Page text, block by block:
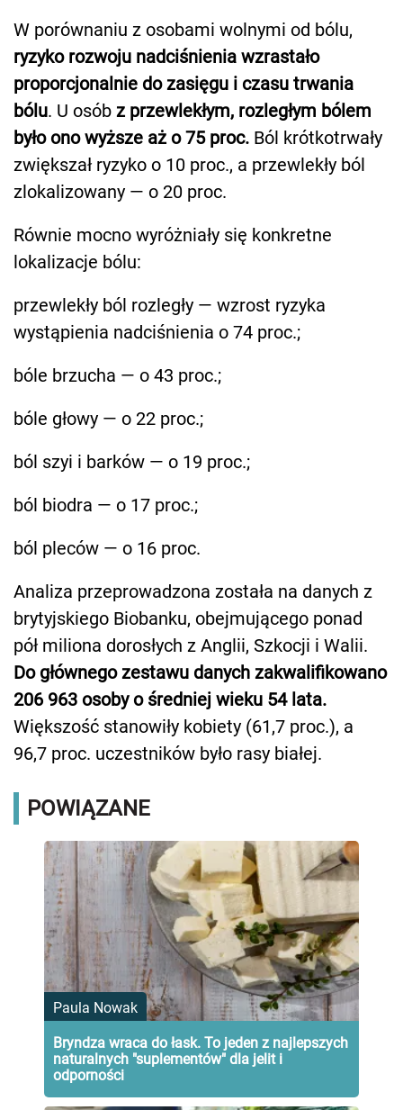
W porównaniu z osobami wolnymi od bólu,
ryzyko rozwoju nadciśnienia wzrastało
proporcjonalnie do zasięgu i czasu trwania
bólu. U osób z przewlekłym, rozległym bólem
było ono wyższe aż o 75 proc. Ból krótkotrwały
zwiększał ryzyko o 10 proc., a przewlekły ból
zlokalizowany — o 20 proc.
Równie mocno wyróżniały się konkretne
lokalizacje bólu:
przewlekły ból rozległy — wzrost ryzyka
wystąpienia nadciśnienia o 74 proc.;
bóle brzucha — o 43 proc.;
bóle głowy — o 22 proc.;
ból szyi i barków — o 19 proc.;
ból biodra — o 17 proc.;
ból pleców — o 16 proc.
Analiza przeprowadzona została na danych z
brytyjskiego Biobanku, obejmującego ponad
pół miliona dorosłych z Anglii, Szkocji i Walii.
Do głównego zestawu danych zakwalifikowano
206 963 osoby o średniej wieku 54 lata.
Większość stanowiły kobiety (61,7 proc.), a
96,7 proc. uczestników było rasy białej.
POWIĄZANE
Paula Nowak
Bryndza wraca do łask. To jeden z najlepszych
naturalnych "suplementów" dla jelit i
odporności